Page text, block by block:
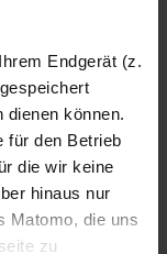
Endgerät (z.
dienen können.
für den Betrieb
die wir keine
hinaus nur
Matomo, die uns
zu
Lorenz